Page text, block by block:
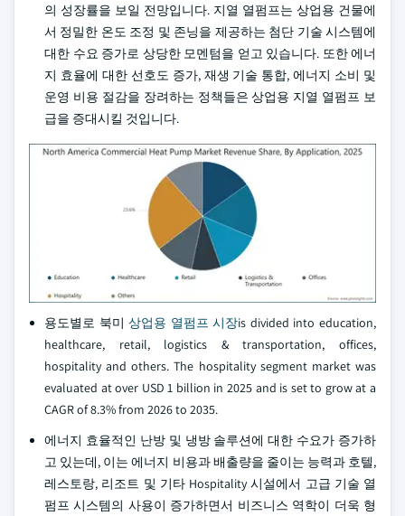
의 성장률을 보일 전망입니다. 지열 열펌프는 상업용 건물에
서 정밀한 온도 조정 및 존닝을 제공하는 첨단 기술 시스템에
대한 수요 증가로 상당한 모멘텀을 얻고 있습니다. 또한 에너
지 효율에 대한 선호도 증가, 재생 기술 통합, 에너지 소비 및
운영 비용 절감을 장려하는 정책들은 상업용 지열 열펌프 보
급을 증대시킬 것입니다.
용도별로 북미상업용 열펌프 시장is divided into education,
healthcare, retail, logistics & transportation, offices,
hospitality and others. The hospitality segment market was
evaluated at over USD 1 billion in 2025 and is set to grow at a
CAGR of 8.3% from 2026 to 2035.
에너지 효율적인 난방 및 냉방 솔루션에 대한 수요가 증가하
고 있는데, 이는 에너지 비용과 배출량을 줄이는 능력과 호텔,
레스토랑, 리조트 및 기타 Hospitality 시설에서 고급 기술 열
펌프 시스템의 사용이 증가하면서 비즈니스 역학이 더욱 형